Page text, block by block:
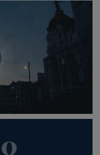
en nueva pestaña)